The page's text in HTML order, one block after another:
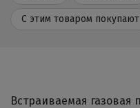
С этим товаром покупают
Встраиваемая газовая